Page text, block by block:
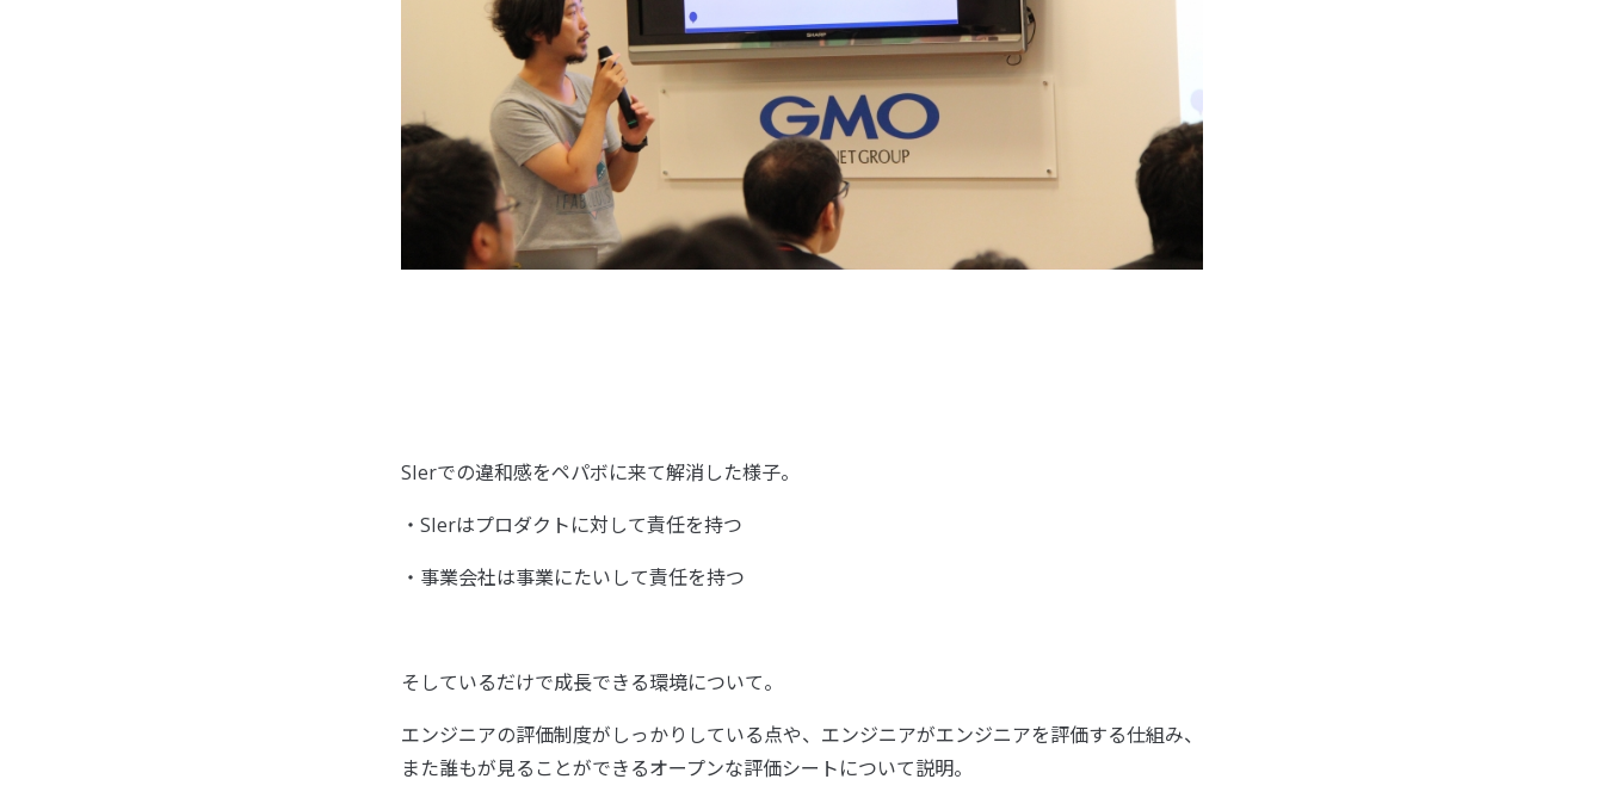
SIerでの違和感をペパボに来て解消した様子。
・SIerはプロダクトに対して責任を持つ
・事業会社は事業にたいして責任を持つ
そしているだけで成長できる環境について。
エンジニアの評価制度がしっかりしている点や、エンジニアがエンジニアを評価する仕組み、
また誰もが見ることができるオープンな評価シートについて説明。